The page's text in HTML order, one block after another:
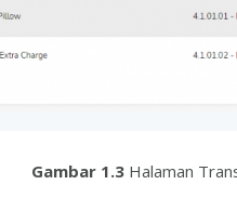
Gambar 1.3Halaman